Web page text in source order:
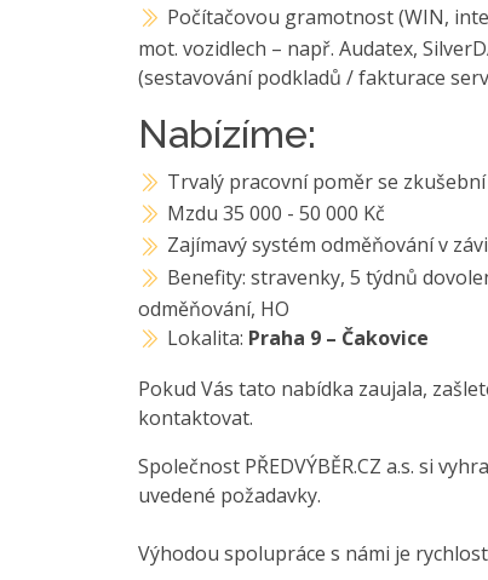
Počítačovou gramotnost (WIN,
mot. vozidlech – např. Audatex,
(sestavování podkladů / fakturace
Nabízíme:
Trvalý pracovní poměr se
Mzdu 35 000 - 50 000 Kč
Zajímavý systém odměňování v
Benefity: stravenky, 5 týdnů
odměňování, HO
Lokalita: Praha 9 – Čakovice
Pokud Vás tato nabídka zaujala,
kontaktovat.
Společnost PŘEDVÝBĚR.CZ a.s. si
uvedené požadavky.
Výhodou spolupráce s námi je